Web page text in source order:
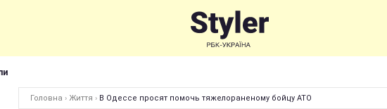
Головна › Життя › В Одессе просят помочь тяжелораненому бойцу АТО